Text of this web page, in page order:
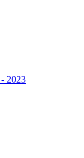
2023